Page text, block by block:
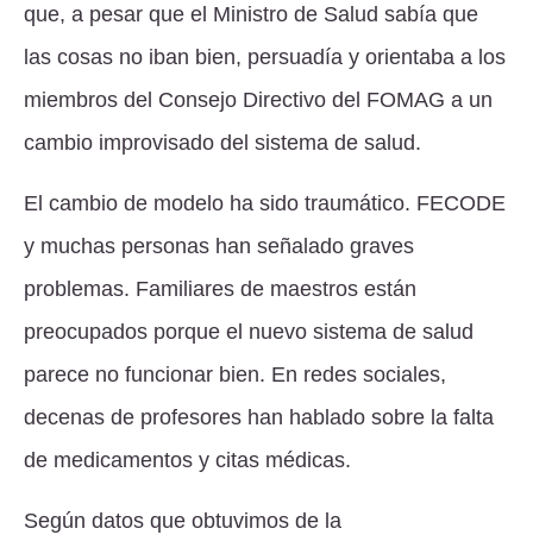
que, a pesar que el Ministro de Salud sabía que
las cosas no iban bien, persuadía y orientaba a los
miembros del Consejo Directivo del FOMAG a un
cambio improvisado del sistema de salud.
El cambio de modelo ha sido traumático. FECODE
y muchas personas han señalado graves
problemas. Familiares de maestros están
preocupados porque el nuevo sistema de salud
parece no funcionar bien. En redes sociales,
decenas de profesores han hablado sobre la falta
de medicamentos y citas médicas.
Según datos que obtuvimos de la